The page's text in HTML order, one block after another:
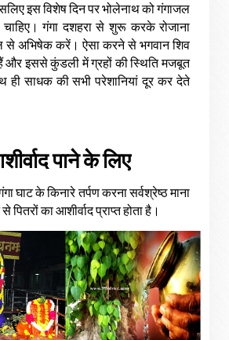
इसविशेषदिनपरभोलेनाथकोगंगाजल
चाहिए। गंगा दशहरा से शुरू करके रोजाना
से अभिषेक करें। ऐसा करने से भगवान शिव
औरइससेकुंडली मेंग्रहों कीस्थितिमजबूत
ही साधक की सभी परेशानियां दूर कर देते
पानेकेलिए
घाटकेकिनारेतर्पणकरनासर्वश्रेष्ठमाना
सेपितरोंकाआशीर्वादप्राप्तहोताहै।